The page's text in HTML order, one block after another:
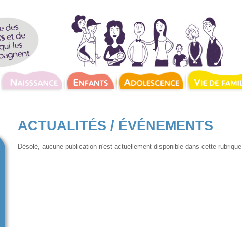
ACTUALITÉS / ÉVÉNEMENTS
Désolé, aucune publication n'est actuellement disponible dans cette rubrique